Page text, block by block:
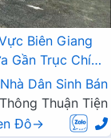
Biên Giang
Gần Trục Chính
Nhà Dân Sinh Bán
Thuận Tiện
Đô→